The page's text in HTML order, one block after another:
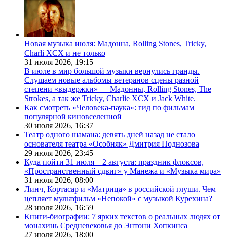
Новая музыка июля: Мадонна, Rolling Stones, Tricky,
Charli XCX и не только
31 июля 2026, 19:15
В июле в мир большой музыки вернулись гранды.
Слушаем новые альбомы ветеранов сцены разной
степени «выдержки» — Мадонны, Rolling Stones, The
Strokes, а так же Tricky, Charlie XCX и Jack White.
Как смотреть «Человека-паука»: гид по фильмам
популярной киновселенной
30 июля 2026, 16:37
Театр одного шамана: девять дней назад не стало
основателя театра «Особняк» Дмитрия Поднозова
29 июля 2026, 23:45
Куда пойти 31 июля—2 августа: праздник флоксов,
«Пространственный сдвиг» у Манежа и «Музыка мира»
31 июля 2026, 08:00
Линч, Кортасар и «Матрица» в российской глуши. Чем
цепляет мультфильм «Непокой» с музыкой Курехина?
28 июля 2026, 16:59
Книги-биографии: 7 ярких текстов о реальных людях от
монахинь Средневековья до Энтони Хопкинса
27 июля 2026, 18:00